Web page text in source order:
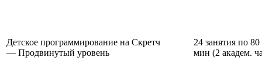
Детское программирование на Скретч
— Продвинутый уровень
24 занятия по 80
мин (2 академ.